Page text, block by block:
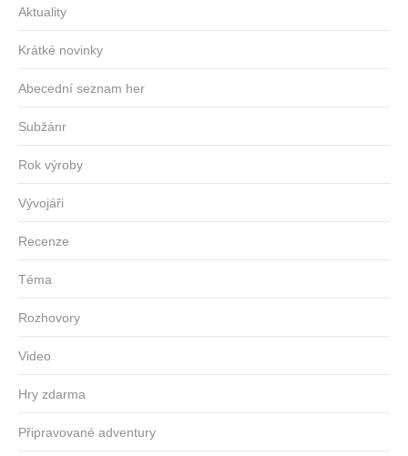
Aktuality
Krátké novinky
Abecední seznam her
Subžánr
Rok výroby
Vývojáři
Recenze
Téma
Rozhovory
Video
Hry zdarma
Připravované adventury